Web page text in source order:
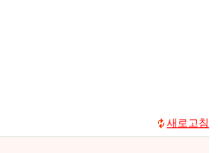
새로고침